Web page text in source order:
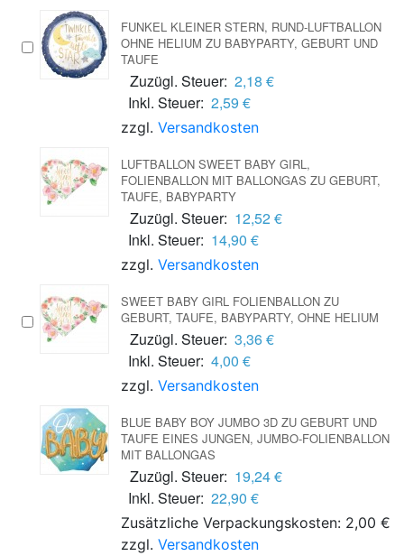
FUNKEL KLEINER STERN, RUND-LUFTBALLON
OHNE HELIUM ZU BABYPARTY, GEBURT UND
TAUFE
Zuzügl. Steuer: 2,18 €
Inkl. Steuer: 2,59 €
zzgl. Versandkosten
LUFTBALLON SWEET BABY GIRL,
FOLIENBALLON MIT BALLONGAS ZU GEBURT,
TAUFE, BABYPARTY
Zuzügl. Steuer: 12,52 €
Inkl. Steuer: 14,90 €
zzgl. Versandkosten
SWEET BABY GIRL FOLIENBALLON ZU
GEBURT, TAUFE, BABYPARTY, OHNE HELIUM
Zuzügl. Steuer: 3,36 €
Inkl. Steuer: 4,00 €
zzgl. Versandkosten
BLUE BABY BOY JUMBO 3D ZU GEBURT UND
TAUFE EINES JUNGEN, JUMBO-FOLIENBALLON
MIT BALLONGAS
Zuzügl. Steuer: 19,24 €
Inkl. Steuer: 22,90 €
Zusätzliche Verpackungskosten: 2,00 €
zzgl. Versandkosten